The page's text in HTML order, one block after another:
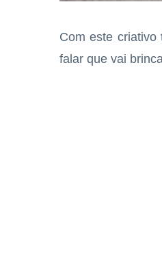
Com este criativo
falar que vai